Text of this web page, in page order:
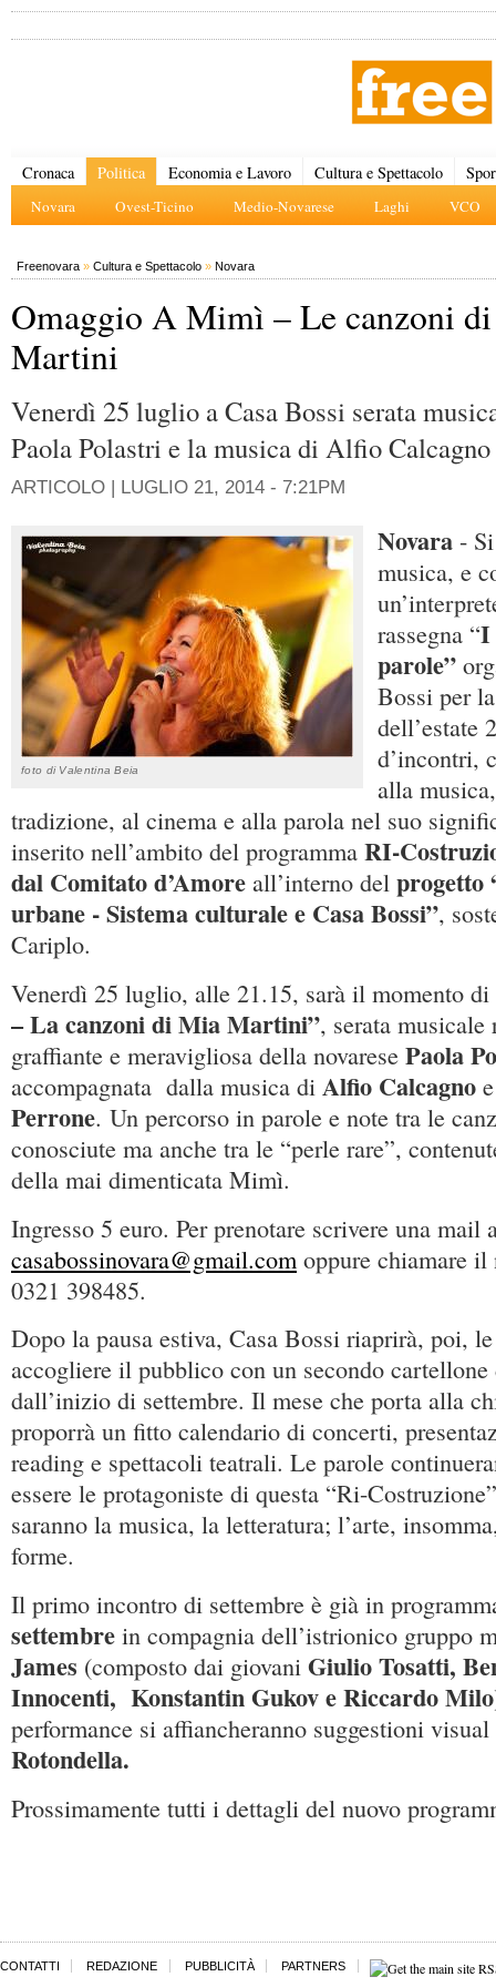
Cronaca Politica
Novara Ovest-Ticino Medio-Novarese Laghi VCO
Economia e Lavoro Cultura e Spettacolo
Freenovara » Cultura e Spettacolo » Novara
Omaggio A Mimì – Le canzoni
Martini
Venerdì 25 luglio a Casa Bossi serata
Paola Polastri e la musica di Alfio
ARTICOLO | LUGLIO 21, 2014 - 7:21PM
foto di Valentina Beia
Novara -
musica, e
rassegna “I
parole”
Bossi per
dell’estate
d’incontri,
alla
tradizione, al cinema e alla parola nel suo
inserito nell’ambito del programma RI-
dal Comitato d’Amore all’interno del progetto
urbane - Sistema culturale e Casa Bossi”,
Cariplo.
Venerdì 25 luglio, alle 21.15, sarà il momento di
– La canzoni di Mia Martini”, serata
graffiante e meravigliosa della novarese Paola
accompagnata dalla musica di Alfio Calcagno
Perrone. Un percorso in parole e note tra le
conosciute ma anche tra le “perle rare”,
della mai dimenticata Mimì.
Ingresso 5 euro. Per prenotare scrivere una mail
casabossinovara@gmail.com oppure chiamare
0321 398485.
Dopo la pausa estiva, Casa Bossi riaprirà, poi,
accogliere il pubblico con un secondo
dall’inizio di settembre. Il mese che porta alla
proporrà un fitto calendario di concerti,
reading e spettacoli teatrali. Le parole
essere le protagoniste di questa “Ri-
saranno la musica, la letteratura; l’arte,
forme.
Il primo incontro di settembre è già in
settembre in compagnia dell’istrionico gruppo
James (composto dai giovani Giulio Tosatti,
Innocenti, Konstantin Gukov e Riccardo Milo
performance si affiancheranno suggestioni
Rotondella.
Prossimamente tutti i dettagli del nuovo
CONTATTI REDAZIONE PUBBLICITÀ PARTNERS